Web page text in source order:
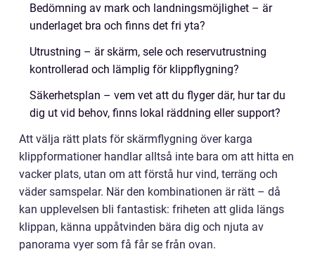
Bedömning av mark och landningsmöjlighet – är
underlaget bra och finns det fri yta?
Utrustning – är skärm, sele och reservutrustning
kontrollerad och lämplig för klippflygning?
Säkerhetsplan – vem vet att du flyger där, hur tar du
dig ut vid behov, finns lokal räddning eller support?
Att välja rätt plats för skärmflygning över karga
klippformationer handlar alltså inte bara om att hitta en
vacker plats, utan om att förstå hur vind, terräng och
väder samspelar. När den kombinationen är rätt – då
kan upplevelsen bli fantastisk: friheten att glida längs
klippan, känna uppåtvinden bära dig och njuta av
panorama vyer som få får se från ovan.